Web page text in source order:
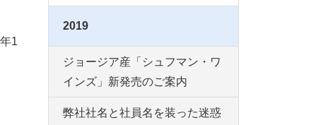
1
2019
ジョージア産「シュフマン・ワ
インズ」新発売のご案内
弊社社名と社員名を装った迷惑